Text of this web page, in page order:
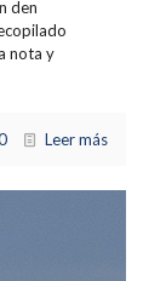
den
nota y
Leer más